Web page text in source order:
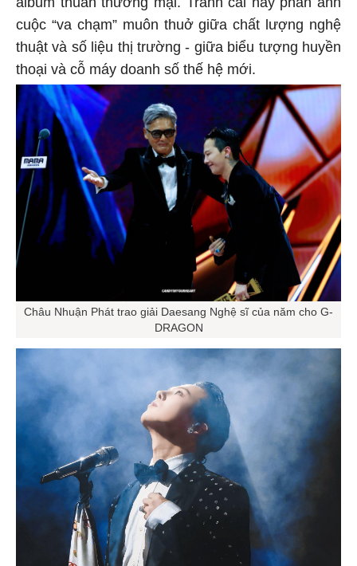
cuộc “va chạm” muôn thuở giữa chất lượng nghệ
thuật và số liệu thị trường - giữa biểu tượng huyền
thoại và cỗ máy doanh số thế hệ mới.
Châu Nhuận Phát trao giải Daesang Nghệ sĩ của năm cho G-
DRAGON